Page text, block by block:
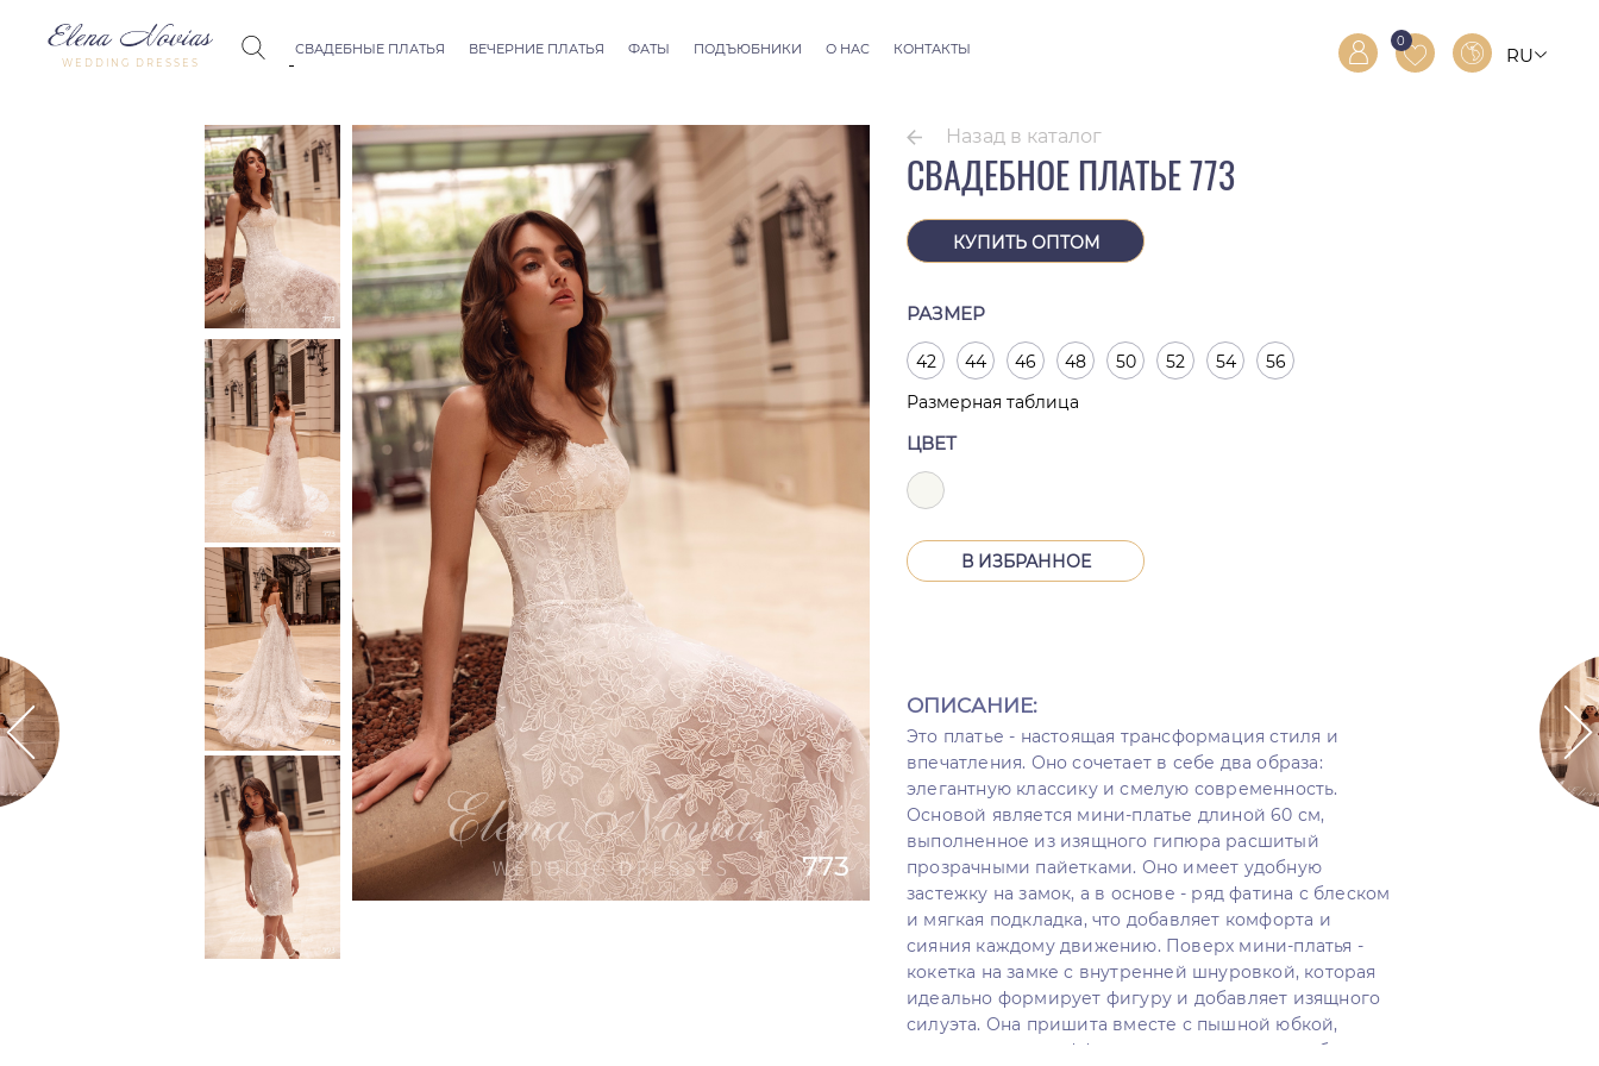
WEDDING DRESSES
СВАДЕБНЫЕ ПЛАТЬЯ
Seville
Thessaloniki
Athens
Melody
Dubai Couture
Rome
ВЕЧЕРНИЕ ПЛАТЬЯ
Allure
ФАТЫ
Фаты Thessaloniki
Фаты Athens
Фаты Dubai Couture
Фаты Rome
ПОДЪЮБНИКИ О НАС КОНТАКТЫ 0
RU
Назад в каталог
СВАДЕБНОЕ ПЛАТЬЕ 773
КУПИТЬ ОПТОМ
РАЗМЕР
42 44 46 48 50 52 54
56
Размерная таблица
ЦВЕТ
В ИЗБРАННОЕ
ОПИСАНИЕ:
Это платье - настоящая трансформация стиля и
впечатления. Оно сочетает в себе два образа:
элегантную классику и смелую современность.
Основой является мини-платье длиной 60 см,
выполненное из изящного гипюра расшитый
прозрачными пайетками. Оно имеет удобную
застежку на замок, а в основе - ряд фатина с блеском
и мягкая подкладка, что добавляет комфорта и
сияния каждому движению. Поверх мини-платья -
кокетка на замке с внутренней шнуровкой, которая
идеально формирует фигуру и добавляет изящного
силуэта. Она пришита вместе с пышной юбкой,
которая создает эффект классического свадебного